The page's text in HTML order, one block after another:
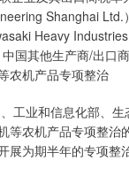
Shanghai Ltd.
Heavy
国其他生产商/出口商
农机产品专项整治
工业和信息化部、
等农机产品专项整治
为期半年的专项整治